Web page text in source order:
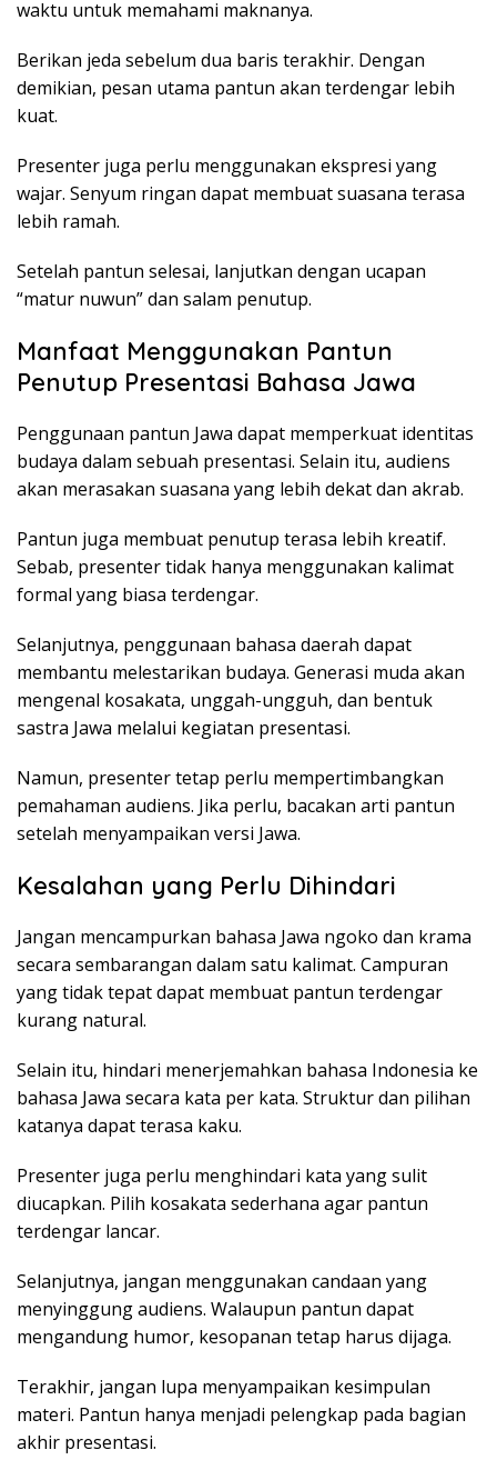
waktu untuk memahami maknanya.
Berikan jeda sebelum dua baris terakhir. Dengan
demikian, pesan utama pantun akan terdengar lebih
kuat.
Presenter juga perlu menggunakan ekspresi yang
wajar. Senyum ringan dapat membuat suasana terasa
lebih ramah.
Setelah pantun selesai, lanjutkan dengan ucapan
“matur nuwun” dan salam penutup.
Manfaat Menggunakan Pantun
Penutup Presentasi Bahasa Jawa
Penggunaan pantun Jawa dapat memperkuat identitas
budaya dalam sebuah presentasi. Selain itu, audiens
akan merasakan suasana yang lebih dekat dan akrab.
Pantun juga membuat penutup terasa lebih kreatif.
Sebab, presenter tidak hanya menggunakan kalimat
formal yang biasa terdengar.
Selanjutnya, penggunaan bahasa daerah dapat
membantu melestarikan budaya. Generasi muda akan
mengenal kosakata, unggah-ungguh, dan bentuk
sastra Jawa melalui kegiatan presentasi.
Namun, presenter tetap perlu mempertimbangkan
pemahaman audiens. Jika perlu, bacakan arti pantun
setelah menyampaikan versi Jawa.
Kesalahan yang Perlu Dihindari
Jangan mencampurkan bahasa Jawa ngoko dan krama
secara sembarangan dalam satu kalimat. Campuran
yang tidak tepat dapat membuat pantun terdengar
kurang natural.
Selain itu, hindari menerjemahkan bahasa Indonesia ke
bahasa Jawa secara kata per kata. Struktur dan pilihan
katanya dapat terasa kaku.
Presenter juga perlu menghindari kata yang sulit
diucapkan. Pilih kosakata sederhana agar pantun
terdengar lancar.
Selanjutnya, jangan menggunakan candaan yang
menyinggung audiens. Walaupun pantun dapat
mengandung humor, kesopanan tetap harus dijaga.
Terakhir, jangan lupa menyampaikan kesimpulan
materi. Pantun hanya menjadi pelengkap pada bagian
akhir presentasi.